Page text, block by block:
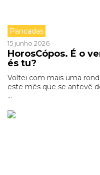
Pancadas
15 junho 2026
HorosCópos. É o
és tu?
Voltei com mais uma
este mês que se antevê
...